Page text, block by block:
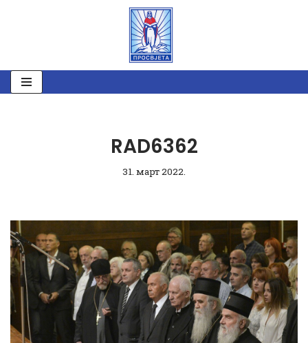
садржај
RAD6362
31. март 2022.